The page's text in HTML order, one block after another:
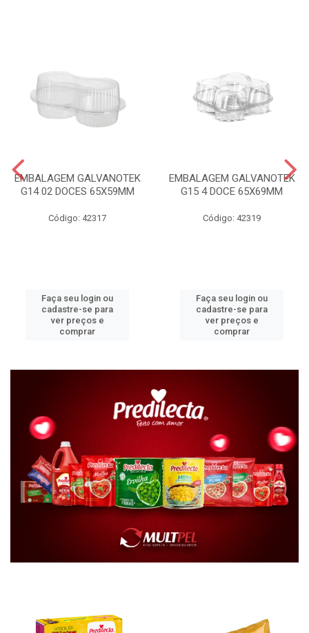
EMBALAGEM GALVANOTEK
G14 02 DOCES 65X59MM
Código: 42317
Faça seu login ou
cadastre-se para
ver preços e
comprar
EMBALAGEM GALVANOTEK
G15 4 DOCE 65X69MM
Código: 42319
Faça seu login ou
cadastre-se para
ver preços e
comprar